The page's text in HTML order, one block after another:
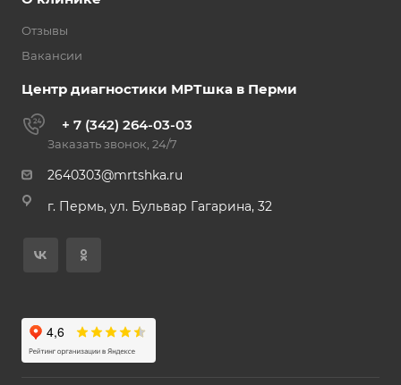
Отзывы
Вакансии
Центр диагностики МРТшка в Перми
+ 7 (342) 264-03-03
Заказать звонок, 24/7
2640303@mrtshka.ru
г. Пермь, ул. Бульвар Гагарина, 32